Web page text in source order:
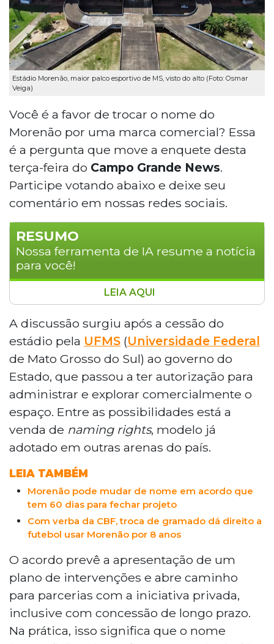
Estádio Morenão, maior palco esportivo de MS, visto do alto (Foto: Osmar
Veiga)
Você é a favor de trocar o nome do
Morenão por uma marca comercial? Essa
é a pergunta que move a enquete desta
terça-feira do Campo Grande News.
Participe votando abaixo e deixe seu
comentário em nossas redes sociais.
RESUMO
Nossa ferramenta de IA resume a notícia
para você!
O Campo Grande News realizou enquete
sobre a possível troca do nome do estádio
Morenão por uma marca comercial, debate
que surgiu após a cessão do espaço pela UFMS
ao governo estadual. O acordo permite
exploração comercial, incluindo venda de
naming rights. O estádio está fechado para
grandes jogos e deve passar por reformas de
R$ 16 milhões, com reabertura prevista para
LEIA AQUI
A discussão surgiu após a cessão do
estádio pela UFMS (Universidade Federal
de Mato Grosso do Sul) ao governo do
Estado, que passou a ter autorização para
administrar e explorar comercialmente o
espaço. Entre as possibilidades está a
venda de naming rights, modelo já
adotado em outras arenas do país.
LEIA TAMBÉM
Morenão pode mudar de nome em acordo que
tem 60 dias para fechar projeto
Com verba da CBF, troca de gramado dá direito a
futebol usar Morenão por 8 anos
O acordo prevê a apresentação de um
plano de intervenções e abre caminho
para parcerias com a iniciativa privada,
inclusive com concessão de longo prazo.
Na prática, isso significa que o nome